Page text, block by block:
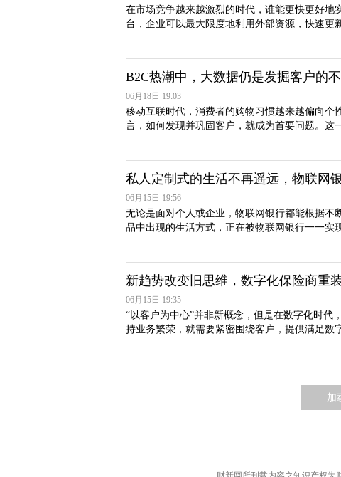
在市场竞争越来越激烈的时代，谁能更快更好
台，企业可以最大限度地利用外部资源，快速更
B2C热潮中，大数据仍是发掘客户的
06月18日 19:03
移动互联时代，消费者的购物习惯越来越偏向个
言，如何发现并巩固客户，就成为首要问题。这
私人定制式的生活不再遥远，物联网
06月15日 19:56
无论是面对个人或企业，物联网银行都能根据
品中出现的生活方式，正在被物联网银行一一实
新趋势改变旧思维，数字化保险商重
06月15日 19:35
“以客户为中心”并非新概念，但是在数字化时
持业务繁荣，就需要紧密围绕客户，提供满足数
加